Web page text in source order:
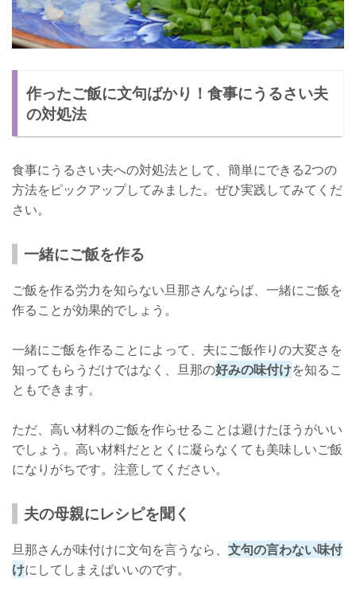
作ったご飯に文句ばかり！食事にうるさい夫
の対処法
食事にうるさい夫への対処法として、簡単にできる2つの
方法をピックアップしてみました。ぜひ実践してみてくだ
さい。
一緒にご飯を作る
ご飯を作る労力を知らない旦那さんならば、一緒にご飯を
作ることが効果的でしょう。
一緒にご飯を作ることによって、夫にご飯作りの大変さを
知ってもらうだけではなく、旦那の好みの味付けを知るこ
ともできます。
ただ、高い材料のご飯を作らせることは避けたほうがいい
でしょう。高い材料だととくに凝らなくても美味しいご飯
になりがちです。注意してください。
夫の母親にレシピを聞く
旦那さんが味付けに文句を言うなら、 文句の言わない味付
けにしてしまえばいいのです。